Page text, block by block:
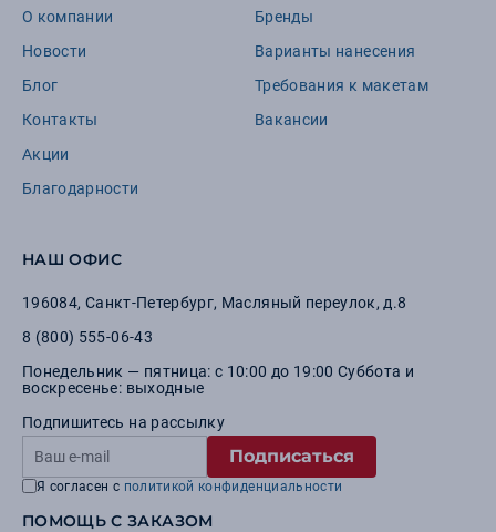
О компании
Новости
Блог
Контакты
Акции
Благодарности
Бренды
Варианты нанесения
Требования к макетам
Вакансии
НАШ ОФИС
196084, Санкт-Петербург, Масляный переулок, д.8
8 (800) 555-06-43
Понедельник — пятница: с 10:00 до 19:00 Суббота и
воскресенье: выходные
Подпишитесь на рассылку
Подписаться
Я согласен с политикой конфиденциальности
ПОМОЩЬ С ЗАКАЗОМ